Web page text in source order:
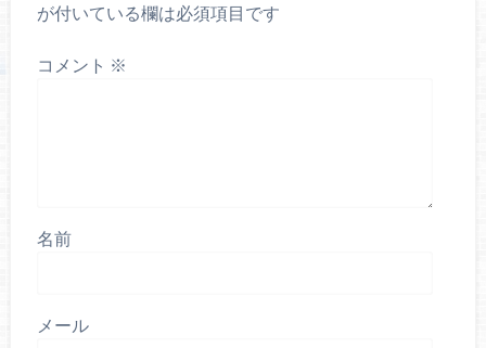
が付いている欄は必須項目です
コメント ※
名前
メール